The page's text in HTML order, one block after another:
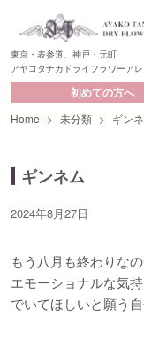
東京・表参道、神戸・元町
アヤコタナカドライフラワーア
初めての方へ
Home > 未分類 > ギン
ギンネム
2024年8月27日
もう八月も終わりな
エモーショナルな気
でいてほしいと願う自